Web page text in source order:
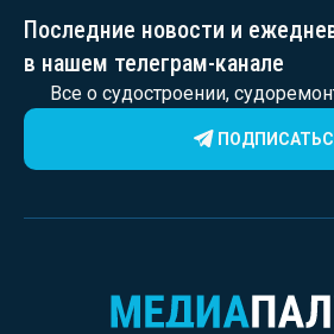
Последние новости и
в нашем телеграм-канале
Все о судостроении,